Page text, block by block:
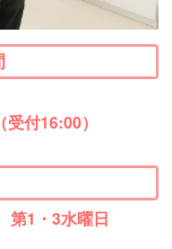
付16:00）
第1・3水曜日